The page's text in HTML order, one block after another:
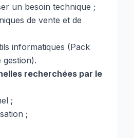
un besoin technique ;
de vente et de
informatiques (Pack
gestion).
recherchées par le
;
;